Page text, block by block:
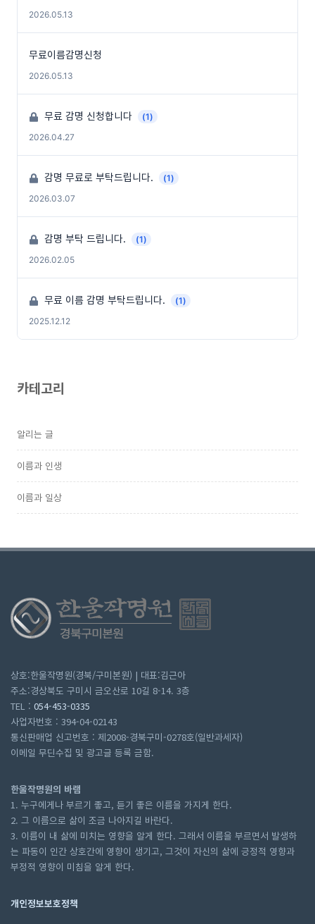
2026.05.13
무료이름감명신청
2026.05.13
무료 감명 신청합니다
(1)
2026.04.27
감명 무료로 부탁드립니다.
(1)
2026.03.07
감명 부탁 드립니다.
(1)
2026.02.05
무료 이름 감명 부탁드립니다.
(1)
2025.12.12
카테고리
알리는 글
이름과 인생
이름과 일상
상호:한울작명원(경북/구미본원) | 대표:김근아
주소:경상북도 구미시 금오산로 10길 8-14. 3층
TEL : 054-453-0335
사업자번호 : 394-04-02143
통신판매업 신고번호 : 제2008-경북구미-0278호(일반과세자)
이메일 무딘수집 및 광고글 등록 금함.
한울작명원의 바램
1. 누구에게나 부르기 좋고, 듣기 좋은 이름을 가지게 한다.
2. 그 이름으로 삶이 조금 나아지길 바란다.
3. 이름이 내 삶에 미치는 영향을 알게 한다. 그래서 이름을 부르면서 발생하
는 파동이 인간 상호간에 영향이 생기고, 그것이 자신의 삶에 긍정적 영향과
부정적 영향이 미침을 알게 한다.
개인정보보호정책